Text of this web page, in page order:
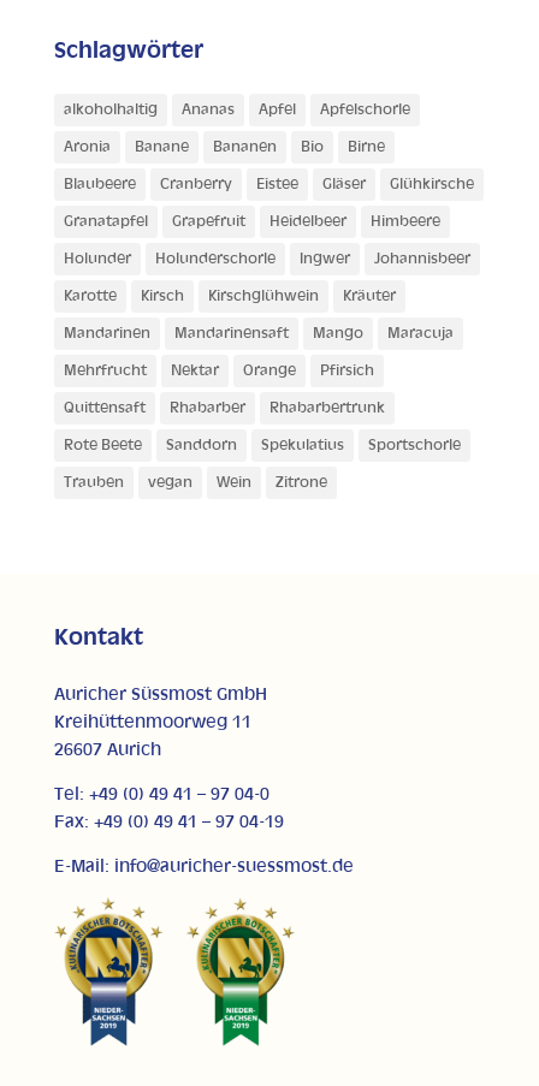
Schlagwörter
alkoholhaltig Ananas Apfel Apfelschorle
Aronia Banane Bananen Bio Birne
Blaubeere Cranberry Eistee Gläser Glühkirsche
Granatapfel Grapefruit Heidelbeer Himbeere
Holunder Holunderschorle Ingwer Johannisbeer
Karotte Kirsch Kirschglühwein Kräuter
Mandarinen Mandarinensaft Mango Maracuja
Mehrfrucht Nektar Orange Pfirsich
Quittensaft Rhabarber Rhabarbertrunk
Rote Beete Sanddorn Spekulatius Sportschorle
Trauben vegan Wein Zitrone
Kontakt
Auricher Süssmost GmbH
Kreihüttenmoorweg 11
26607 Aurich
Tel: +49 (0) 49 41 – 97 04-0
Fax: +49 (0) 49 41 – 97 04-19
E-Mail: info@auricher-suessmost.de